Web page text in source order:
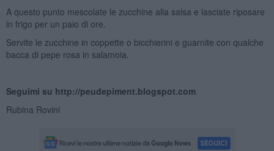
A questo punto mescolate le zucchine alla salsa e lasciate riposare
in frigo per un paio di ore.
Servite le zucchine in coppette o bicchierini e guarnite con qualche
bacca di pepe rosa in salamoia.
Seguimi su http://peudepiment.blogspot.com
Rubina Rovini